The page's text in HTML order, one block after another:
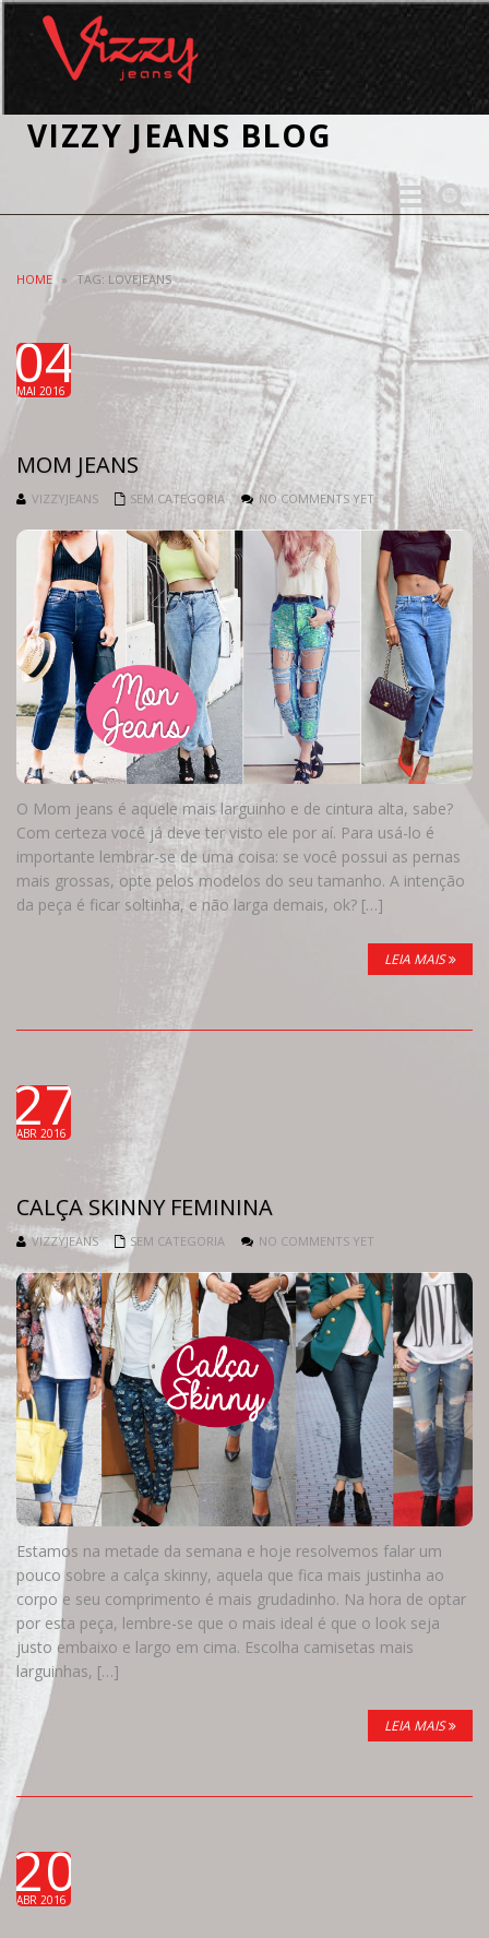
VIZZY JEANS BLOG
Toggle
search
Toggle
navigation
HOME » TAG: LOVEJEANS
04
MAI 2016
MOM JEANS
VIZZYJEANS SEM CATEGORIA NO COMMENTS YET
O Mom jeans é aquele mais larguinho e de cintura alta, sabe?
Com certeza você já deve ter visto ele por aí. Para usá-lo é
importante lembrar-se de uma coisa: se você possui as pernas
mais grossas, opte pelos modelos do seu tamanho. A intenção
da peça é ficar soltinha, e não larga demais, ok? […]
LEIA MAIS
27
ABR 2016
CALÇA SKINNY FEMININA
VIZZYJEANS SEM CATEGORIA NO COMMENTS YET
Estamos na metade da semana e hoje resolvemos falar um
pouco sobre a calça skinny, aquela que fica mais justinha ao
corpo e seu comprimento é mais grudadinho. Na hora de optar
por esta peça, lembre-se que o mais ideal é que o look seja
justo embaixo e largo em cima. Escolha camisetas mais
larguinhas, […]
LEIA MAIS
20
ABR 2016